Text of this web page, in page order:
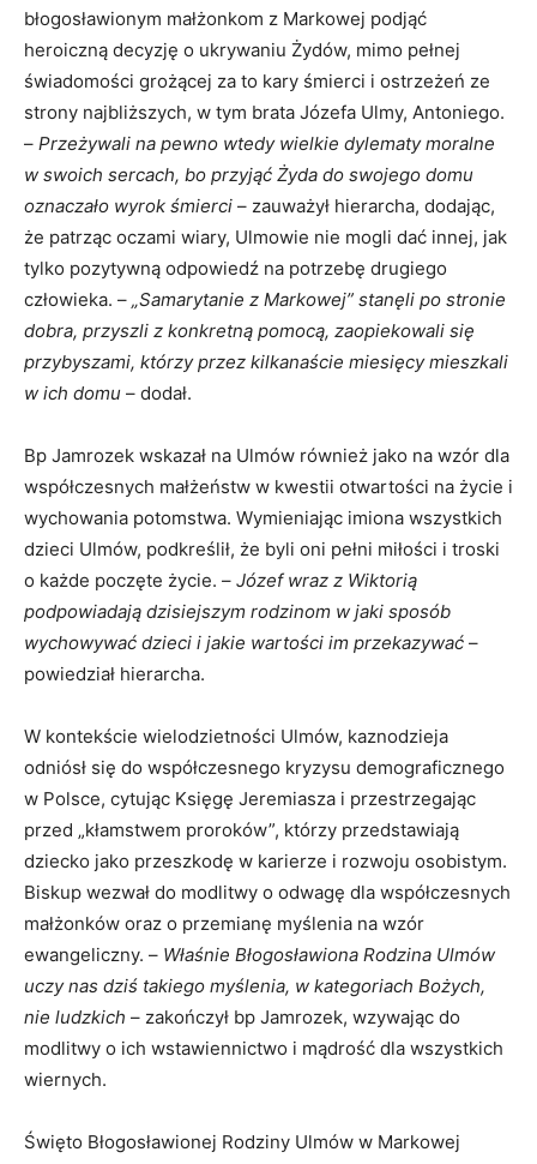
błogosławionym małżonkom z Markowej podjąć
heroiczną decyzję o ukrywaniu Żydów, mimo pełnej
świadomości grożącej za to kary śmierci i ostrzeżeń ze
strony najbliższych, w tym brata Józefa Ulmy, Antoniego.
– Przeżywali na pewno wtedy wielkie dylematy moralne
w swoich sercach, bo przyjąć Żyda do swojego domu
oznaczało wyrok śmierci – zauważył hierarcha, dodając,
że patrząc oczami wiary, Ulmowie nie mogli dać innej, jak
tylko pozytywną odpowiedź na potrzebę drugiego
człowieka. – „Samarytanie z Markowej” stanęli po stronie
dobra, przyszli z konkretną pomocą, zaopiekowali się
przybyszami, którzy przez kilkanaście miesięcy mieszkali
w ich domu – dodał.
Bp Jamrozek wskazał na Ulmów również jako na wzór dla
współczesnych małżeństw w kwestii otwartości na życie i
wychowania potomstwa. Wymieniając imiona wszystkich
dzieci Ulmów, podkreślił, że byli oni pełni miłości i troski
o każde poczęte życie. – Józef wraz z Wiktorią
podpowiadają dzisiejszym rodzinom w jaki sposób
wychowywać dzieci i jakie wartości im przekazywać –
powiedział hierarcha.
W kontekście wielodzietności Ulmów, kaznodzieja
odniósł się do współczesnego kryzysu demograficznego
w Polsce, cytując Księgę Jeremiasza i przestrzegając
przed „kłamstwem proroków”, którzy przedstawiają
dziecko jako przeszkodę w karierze i rozwoju osobistym.
Biskup wezwał do modlitwy o odwagę dla współczesnych
małżonków oraz o przemianę myślenia na wzór
ewangeliczny. – Właśnie Błogosławiona Rodzina Ulmów
uczy nas dziś takiego myślenia, w kategoriach Bożych,
nie ludzkich – zakończył bp Jamrozek, wzywając do
modlitwy o ich wstawiennictwo i mądrość dla wszystkich
wiernych.
Święto Błogosławionej Rodziny Ulmów w Markowej